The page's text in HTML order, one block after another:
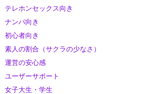
テレホンセックス向き
ナンパ向き
初心者向き
素人の割合（サクラの少なさ）
運営の安心感
ユーザーサポート
女子大生・学生